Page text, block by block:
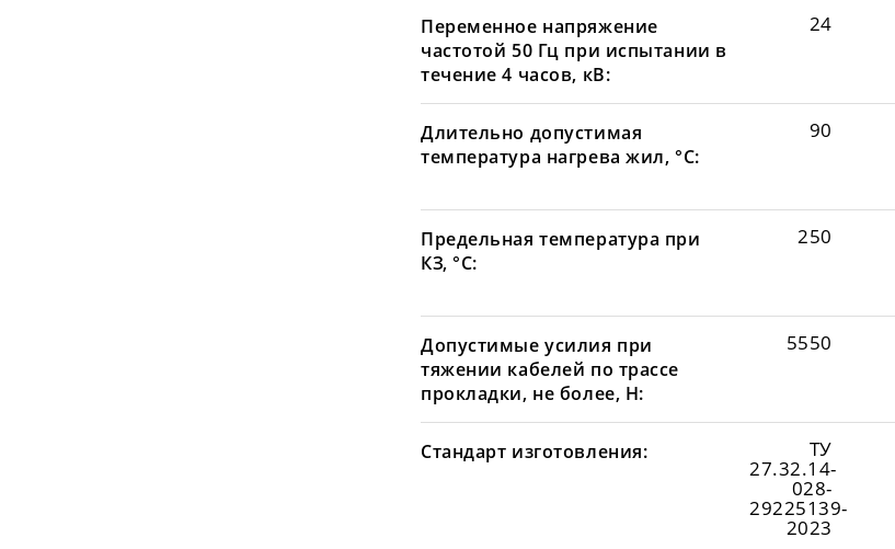
Переменное напряжение
частотой 50 Гц при испытании в
течение 4 часов, кВ:
24
Длительно допустимая
температура нагрева жил, °С:
90
Предельная температура при
КЗ, °С:
250
Допустимые усилия при
тяжении кабелей по трассе
прокладки, не более, Н:
5550
Стандарт изготовления: ТУ
27.32.14-
028-
29225139-
2023